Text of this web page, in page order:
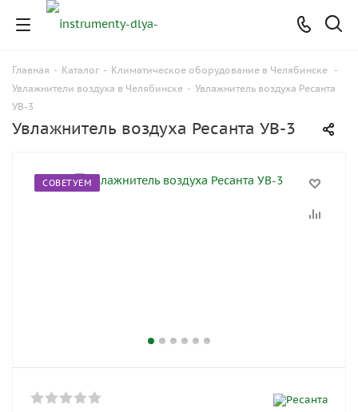
Главная - Каталог - Климатическое оборудование в Челябинске -
Увлажнители воздуха в Челябинске - Увлажнитель воздуха Ресанта
УВ-3
Увлажнитель воздуха Ресанта УВ-3
СОВЕТУЕМ